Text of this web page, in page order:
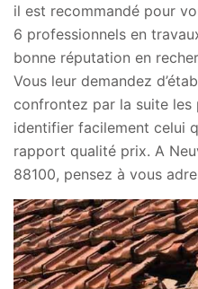
il est recommandé pour
6 professionnels en
bonne réputation en
Vous leur demandez
confrontez par la suite
identifier facilement celui
rapport qualité prix. A
88100, pensez à vous